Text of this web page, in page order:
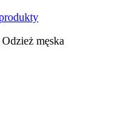
Odzież męska